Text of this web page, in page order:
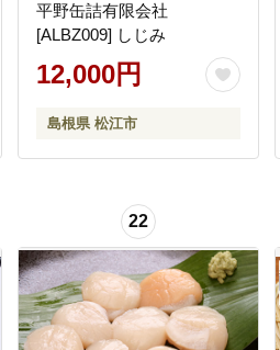
平野缶詰有限会社
[ALBZ009] しじみ
12,000円
島根県 松江市
22